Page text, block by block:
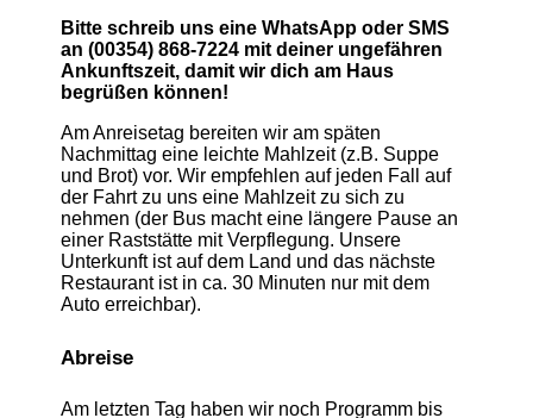
Bitte schreib uns eine WhatsApp oder SMS
an (00354) 868-7224 mit deiner ungefähren
Ankunftszeit, damit wir dich am Haus
begrüßen können!
Am Anreisetag bereiten wir am späten
Nachmittag eine leichte Mahlzeit (z.B. Suppe
und Brot) vor. Wir empfehlen auf jeden Fall auf
der Fahrt zu uns eine Mahlzeit zu sich zu
nehmen (der Bus macht eine längere Pause an
einer Raststätte mit Verpflegung. Unsere
Unterkunft ist auf dem Land und das nächste
Restaurant ist in ca. 30 Minuten nur mit dem
Auto erreichbar).
Abreise
​Am letzten Tag haben wir noch Programm bis